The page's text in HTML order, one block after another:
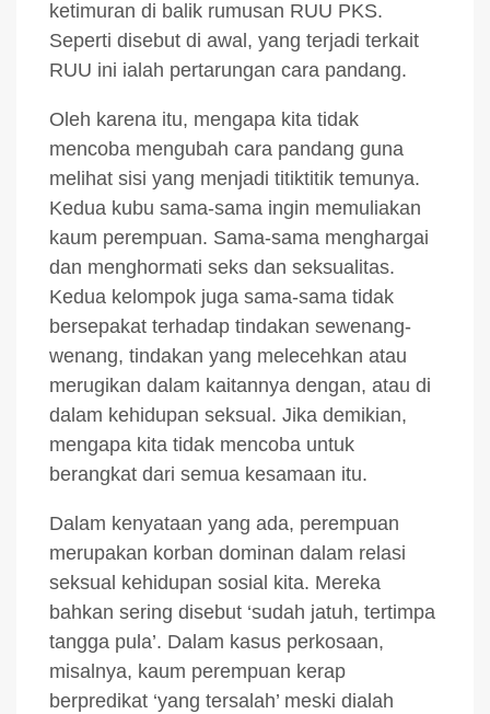
ketimuran di balik rumusan RUU PKS.
Seperti disebut di awal, yang terjadi terkait
RUU ini ialah pertarungan cara pandang.
Oleh karena itu, mengapa kita tidak
mencoba mengubah cara pandang guna
melihat sisi yang menjadi titiktitik temunya.
Kedua kubu sama-sama ingin memuliakan
kaum perempuan. Sama-sama menghargai
dan menghormati seks dan seksualitas.
Kedua kelompok juga sama-sama tidak
bersepakat terhadap tindakan sewenang-
wenang, tindakan yang melecehkan atau
merugikan dalam kaitannya dengan, atau di
dalam kehidupan seksual. Jika demikian,
mengapa kita tidak mencoba untuk
berangkat dari semua kesamaan itu.
Dalam kenyataan yang ada, perempuan
merupakan korban dominan dalam relasi
seksual kehidupan sosial kita. Mereka
bahkan sering disebut ‘sudah jatuh, tertimpa
tangga pula’. Dalam kasus perkosaan,
misalnya, kaum perempuan kerap
berpredikat ‘yang tersalah’ meski dialah